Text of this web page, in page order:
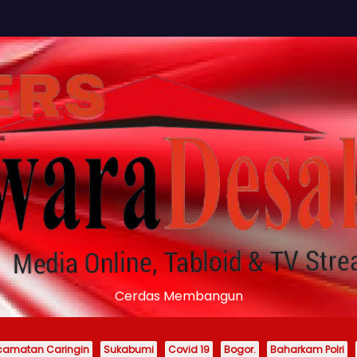
Cerdas Membangun
Caringin Sukabumi Covid 19 Bogor. Baharkam Polri